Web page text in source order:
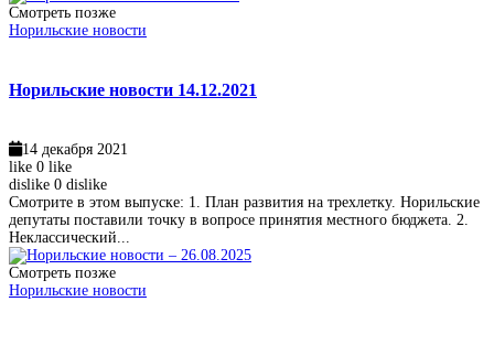
Смотреть позже
Норильские новости
Норильские новости 14.12.2021
14 декабря 2021
like 0 like
dislike 0 dislike
Смотрите в этом выпуске: 1. План развития на трехлетку. Норильские
депутаты поставили точку в вопросе принятия местного бюджета. 2.
Неклассический...
Смотреть позже
Норильские новости